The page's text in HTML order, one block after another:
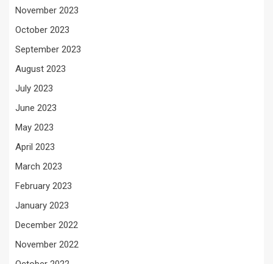
November 2023
October 2023
September 2023
August 2023
July 2023
June 2023
May 2023
April 2023
March 2023
February 2023
January 2023
December 2022
November 2022